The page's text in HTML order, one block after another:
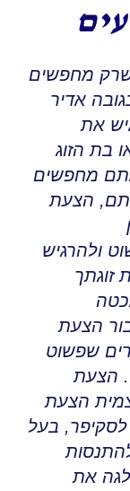
מחפשים
אדיר
את
בת הזוג
מחפשים
, הצעת
ולהרגיש
זוגתך
הצעת
שפשוט
הצעת
הצעת
בעל
את